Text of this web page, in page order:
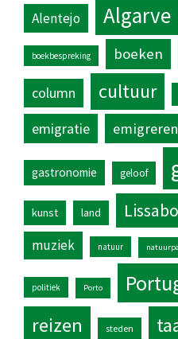
Alentejo Algarve
boekbespreking boeken
column cultuur
emigratie emigreren
gastronomie geloof
kunst land
muziek natuur
politiek Porto
reizen steden